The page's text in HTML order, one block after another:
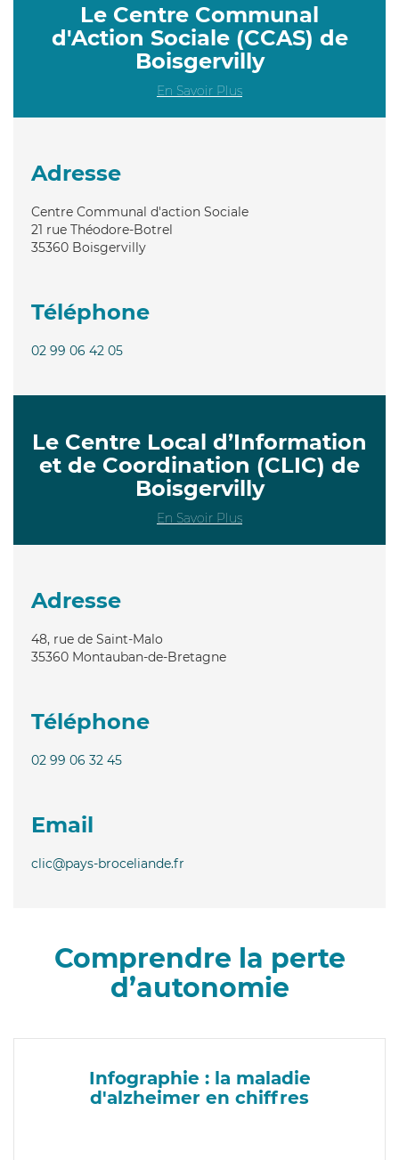
Le Centre Communal
d'Action Sociale (CCAS) de
Boisgervilly
En Savoir Plus
Adresse
Centre Communal d'action Sociale
21 rue Théodore-Botrel
35360 Boisgervilly
Téléphone
02 99 06 42 05
Le Centre Local d’Information
et de Coordination (CLIC) de
Boisgervilly
En Savoir Plus
Adresse
48, rue de Saint-Malo
35360 Montauban-de-Bretagne
Téléphone
02 99 06 32 45
Email
clic@pays-broceliande.fr
Comprendre la perte
d’autonomie
Infographie : la maladie
d'alzheimer en chiffres